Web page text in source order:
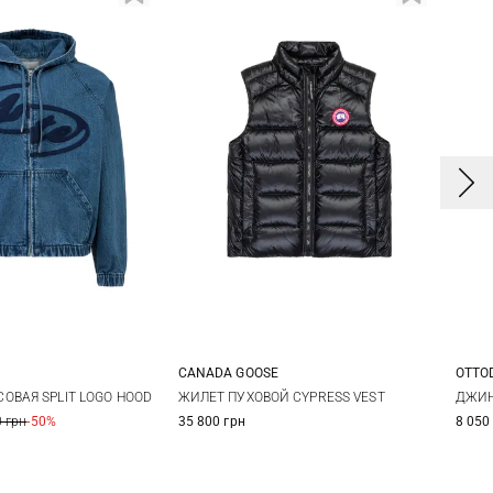
L
SPLIT LOGO HOOD
грн-50%
XS S M
CANADA GOOSE
ЖИЛЕТ ПУХОВОЙ CYPRESS VEST
35 800 грн
8 050